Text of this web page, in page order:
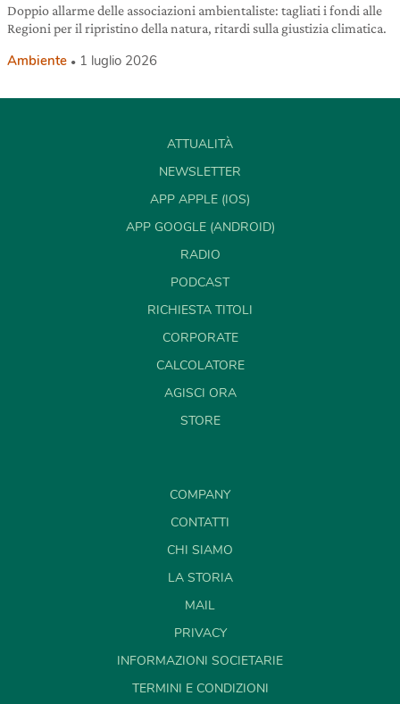
Doppio allarme delle associazioni ambientaliste: tagliati i fondi alle
Regioni per il ripristino della natura, ritardi sulla giustizia climatica.
Ambiente 1 luglio 2026
ATTUALITÀ
NEWSLETTER
APP APPLE (IOS)
APP GOOGLE (ANDROID)
RADIO
PODCAST
RICHIESTA TITOLI
CORPORATE
CALCOLATORE
AGISCI ORA
STORE
COMPANY
CONTATTI
CHI SIAMO
LA STORIA
MAIL
PRIVACY
INFORMAZIONI SOCIETARIE
TERMINI E CONDIZIONI